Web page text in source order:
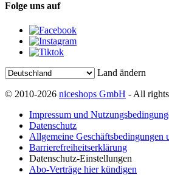
Folge uns auf
Land ändern
© 2010-2026 niceshops GmbH - All
Impressum und
Datenschutz
Allgemeine Geschäftsbedingungen
Barrierefreiheitserklärung
Datenschutz-Einstellungen
Abo-Verträge hier kündigen